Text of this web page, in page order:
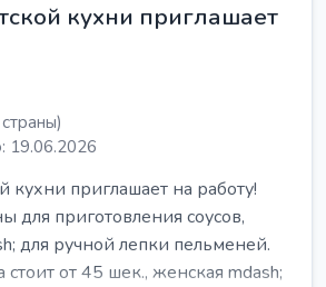
кухни приглашает
19.06.2026
кухни приглашает на работу!
приготовления соусов,
для ручной лепки пельменей.
от 45 шек., женская mdash;